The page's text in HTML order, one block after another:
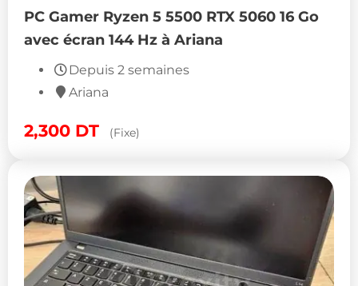
PC Gamer Ryzen 5 5500 RTX 5060 16 Go
avec écran 144 Hz à Ariana
Depuis 2 semaines
Ariana
2,300 DT (Fixe)